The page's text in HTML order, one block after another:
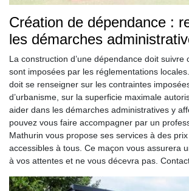
Création de dépendance :
les démarches
La construction d’une dépendance doit suivre
sont imposées par les réglementations
doit se renseigner sur les contraintes
d’urbanisme, sur la superficie maximale
aider dans les démarches administratives y
pouvez vous faire accompagner par un
Mathurin vous propose ses services à des
accessibles à tous. Ce maçon vous assurera
à vos attentes et ne vous décevra pas.